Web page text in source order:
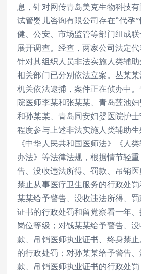
息，针对网传青岛美克生物科技
试管婴儿咨询有限公司存在“代孕
健、公安、市场监管等部门组成
展开调查。经查，两家公司法定代
针对其组织人员非法实施人类辅助
相关部门已分别依法立案。丛某
机关依法逮捕，案件正在侦办中
院医师李某和张某某、青岛莲池
和孙某某、青岛同安妇婴医院护
程度参与上述非法实施人类辅助
《中华人民共和国医师法》《人
办法》等法律法规，根据情节轻
告、没收违法所得、罚款、吊销
禁止从事医疗卫生服务的行政处
某某给予警告、没收违法所得、
证书的行政处罚和留党察看一年
岗位等级；对钱某某给予警告、
款、吊销医师执业证书、终身禁
的行政处罚；对孙某某给予警告
款、吊销医师执业证书的行政处